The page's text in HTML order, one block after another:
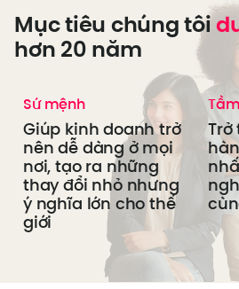
Mục tiêu chúng tôi
hơn 20 năm
Sứ mệnh
Giúp kinh doanh trở
nên dễ dàng ở mọi
nơi, tạo ra những
thay đổi nhỏ nhưng
ý nghĩa lớn cho thế
giới